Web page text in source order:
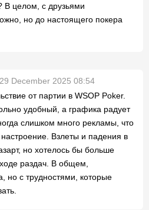
В целом, с друзьями
но до настоящего покера
29 December 2025 08:54
от партии в WSOP Poker.
удобный, а графика радует
слишком много рекламы, что
Взлеты и падения в
но хотелось бы больше
раздач. В общем,
но с трудностями, которые